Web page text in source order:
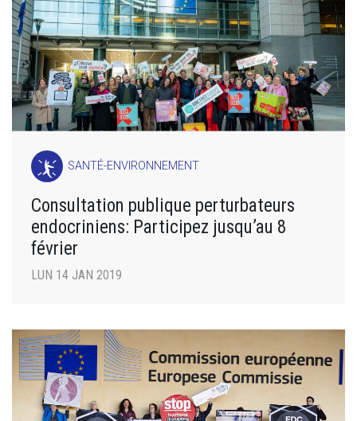
SANTÉ-ENVIRONNEMENT
Consultation publique perturbateurs
endocriniens: Participez jusqu’au 8
février
LUN 14 JAN 2019